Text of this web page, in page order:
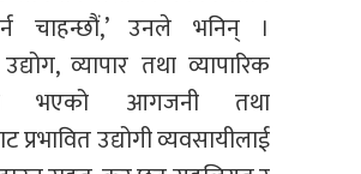
चाहन्छौं,’ उनले भनिन् ।
व्यापार तथा व्यापारिक
भएको आगजनी तथा
प्रभावित उद्योगी व्यवसायीलाई